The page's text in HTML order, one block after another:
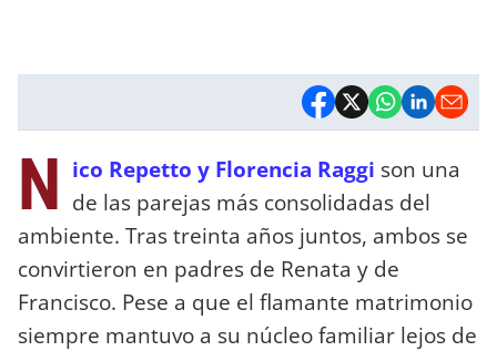
N ico Repetto y Florencia Raggi son una
de las parejas más consolidadas del
ambiente. Tras treinta años juntos, ambos se
convirtieron en padres de Renata y de
Francisco. Pese a que el flamante matrimonio
siempre mantuvo a su núcleo familiar lejos de